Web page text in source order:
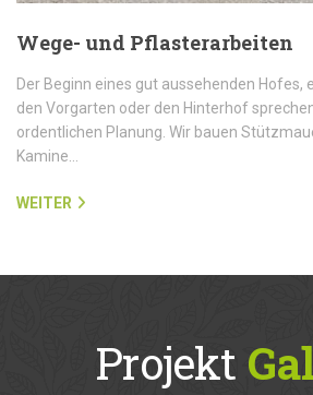
Wege- und Pflasterarbeiten
Der Beginn eines gut aussehenden Hofes,
den Vorgarten oder den Hinterhof
ordentlichen Planung. Wir bauen
Kamine…
WEITER
Projekt